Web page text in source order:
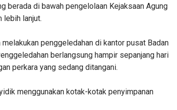
berada di bawah pengelolaan Kejaksaan Agung
lebih lanjut.
penggeledahan di kantor pusat Badan
berlangsung hampir sepanjang hari
perkara yang sedang ditangani.
menggunakan kotak-kotak penyimpanan